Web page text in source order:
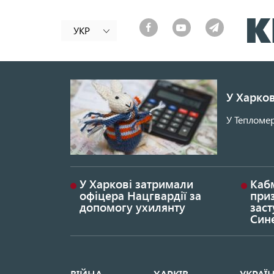
УКР
У
У
У Харкові затримали
офіцера Нацгвардії за
допомогу ухилянту